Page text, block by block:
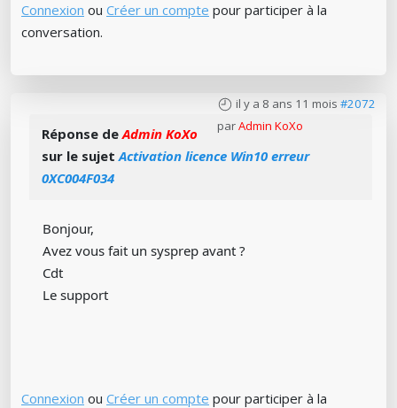
Connexion ou Créer un compte pour participer à la
conversation.
il y a 8 ans 11 mois #2072
parAdmin KoXo
Réponse deAdmin KoXo
sur le sujetActivation licence Win10 erreur
0XC004F034
Bonjour,
Avez vous fait un sysprep avant ?
Cdt
Le support
Connexion ou Créer un compte pour participer à la